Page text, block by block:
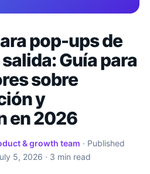
pop-ups de
Guía para
sobre
y
en 2026
& growth team · Published
5, 2026 · 3 min read